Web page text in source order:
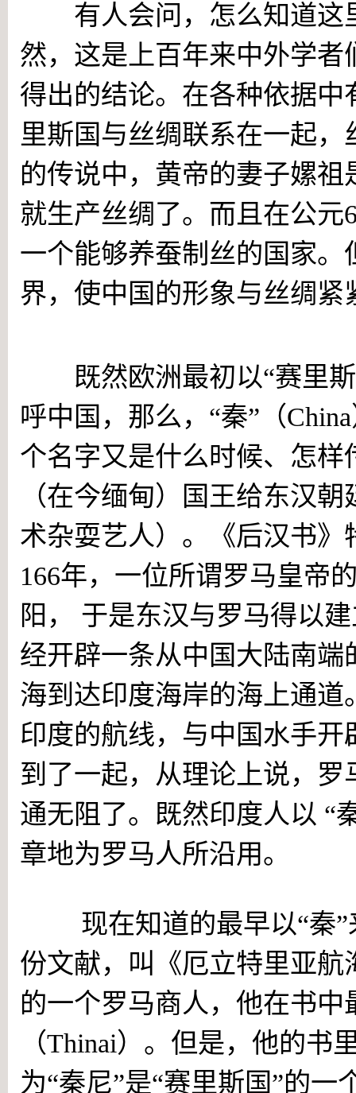
有人会问，怎么知道这
然，这是上百年来中外学
得出的结论。在各种依据
里斯国与丝绸联系在一起
的传说中，黄帝的妻子嫘
就生产丝绸了。而且在公
一个能够养蚕制丝的国家
界，使中国的形象与丝绸紧
既然欧洲最初以“赛里
呼中国，那么，“秦”（
个名字又是什么时候、怎样
（在今缅甸）国王给东汉
术杂耍艺人）。《后汉书》
166年，一位所谓罗马皇帝
阳， 于是东汉与罗马得以
经开辟一条从中国大陆南
海到达印度海岸的海上通
印度的航线，与中国水手
到了一起，从理论上说，
通无阻了。既然印度人以 “
章地为罗马人所沿用。
现在知道的最早以“秦”
份文献，叫《厄立特里亚
的一个罗马商人，他在书中
（Thinai）。但是，他的书
为“秦尼”是“赛里斯国”的